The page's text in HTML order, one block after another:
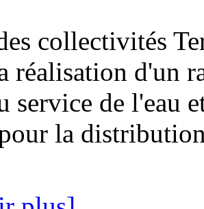
collectivités
réalisation d'un
service de l'eau
la